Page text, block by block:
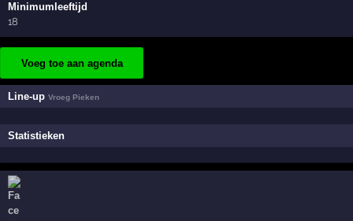
Minimumleeftijd
18
Voeg toe aan agenda
Line-upVroeg Pieken
Statistieken